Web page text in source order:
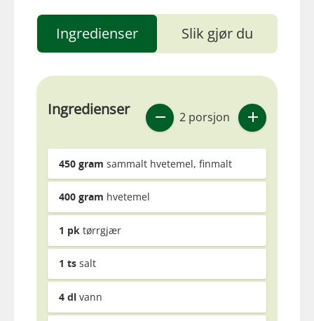
Ingredienser Slik gjør du
Ingredienser 2 porsjon
450 gram sammalt hvetemel, finmalt
400 gram hvetemel
1 pk tørrgjær
1 ts salt
4 dl vann